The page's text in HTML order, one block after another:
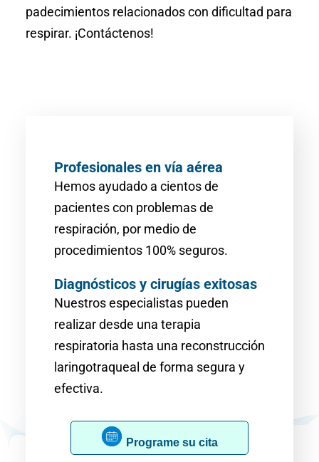
padecimientos relacionados con dificultad para
respirar. ¡Contáctenos!
Profesionales en vía aérea
Hemos ayudado a cientos de
pacientes con problemas de
respiración, por medio de
procedimientos 100% seguros.
Diagnósticos y cirugías exitosas
Nuestros especialistas pueden
realizar desde una terapia
respiratoria hasta una reconstrucción
laringotraqueal de forma segura y
efectiva.
Programe su cita